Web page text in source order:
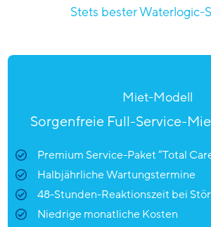
Stets bester Waterlogic-
Miet-Modell
Sorgenfreie Full-Service-
Premium Service-Paket “Total
Halbjährliche Wartungstermine
48-Stunden-Reaktionszeit bei
Niedrige monatliche Kosten